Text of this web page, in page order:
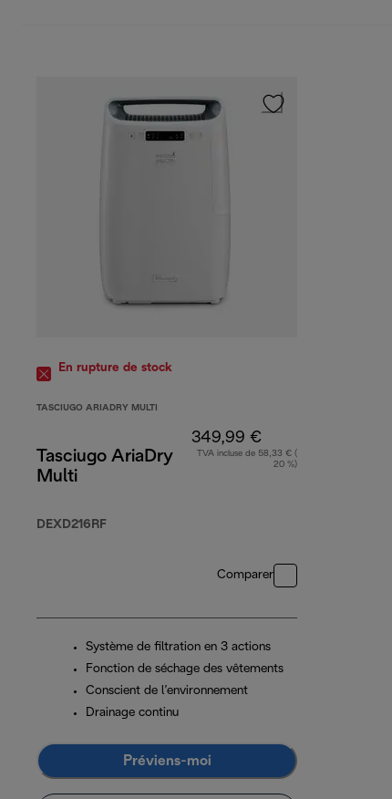
En rupture de stock
TASCIUGO ARIADRY MULTI
Tasciugo AriaDry
Multi
DEXD216RF
349,99 €
TVA incluse de 58,33 € (
20 %)
Comparer
Système de filtration en 3 actions
Fonction de séchage des vêtements
Conscient de l’environnement
Drainage continu
Préviens-moi